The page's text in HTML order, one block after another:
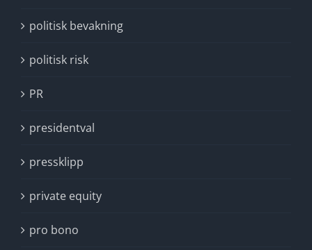
politisk bevakning
politisk risk
PR
presidentval
pressklipp
private equity
pro bono